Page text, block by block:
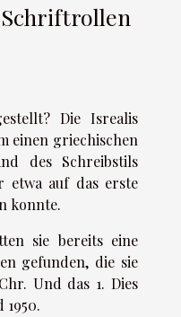
Schriftrollen
Die Isrealis
einen griechischen
des Schreibstils
etwa auf das erste
konnte.
sie bereits eine
gefunden, die sie
Und das 1. Dies
1950.